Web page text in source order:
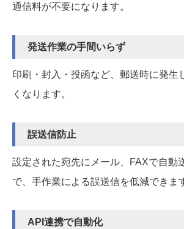
通信料が不要になります。
発送作業の手間いらず
印刷・封入・投函など、郵送時に発生
くなります。
誤送信防止
設定された宛先にメール、FAXで自動
で、手作業による誤送信を低減できま
API連携で自動化